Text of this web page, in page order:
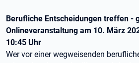
Berufliche Entscheidungen treffen -
Onlineveranstaltung am 10. März
10:45 Uhr
Wer vor einer wegweisenden